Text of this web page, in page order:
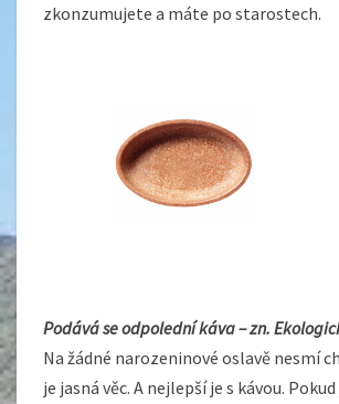
zkonzumujete a máte po starostech.
Podává se odpolední káva – zn.
Na žádné narozeninové oslavě nesmí
je jasná věc. A nejlepší je s kávou.